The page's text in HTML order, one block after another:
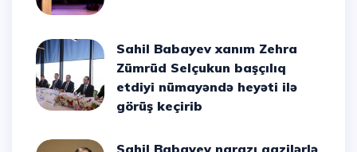
Sahil Babayev xanım Zehra
Zümrüd Selçukun başçılıq
etdiyi nümayəndə heyəti ilə
görüş keçirib